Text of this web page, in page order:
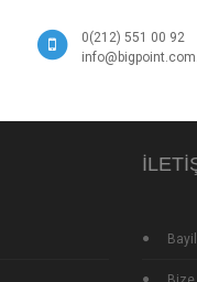
0(212) 551 00 92